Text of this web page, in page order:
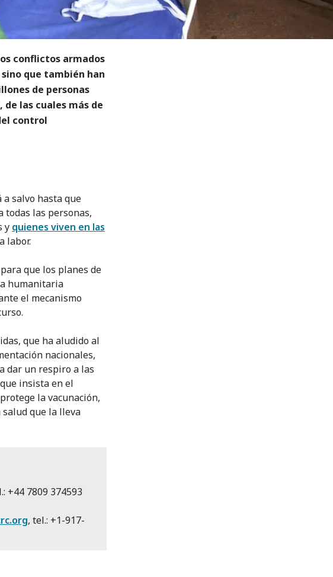
conflictos armados
que también han
de personas
las cuales más de
control
a salvo hasta que
todas las personas,
y quienes viven en las
labor.
que los planes de
humanitaria
el mecanismo
que ha aludido al
nacionales,
dar un respiro a las
insista en el
la vacunación,
salud que la lleva
+44 7809 374593
, tel.: +1-917-